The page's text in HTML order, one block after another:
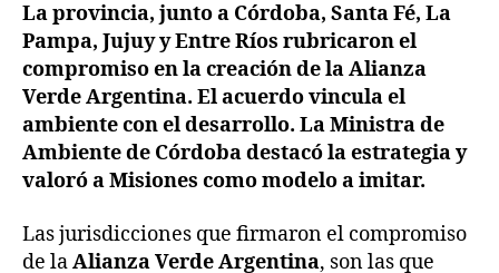
La provincia, junto a Córdoba, Santa Fé, La
Pampa, Jujuy y Entre Ríos rubricaron el
compromiso en la creación de la Alianza
Verde Argentina. El acuerdo vincula el
ambiente con el desarrollo. La Ministra de
Ambiente de Córdoba destacó la estrategia y
valoró a Misiones como modelo a imitar.
Las jurisdicciones que firmaron el compromiso
de laAlianza Verde Argentina, son las que